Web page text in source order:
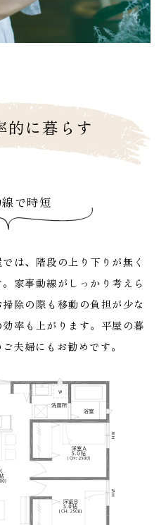
的に暮らす
で時短
は、階段の上り下りが無く
家事動線がしっかり考えら
除の際も移動の負担が少な
率も上がります。平屋の暮
夫婦にもお勧めです。